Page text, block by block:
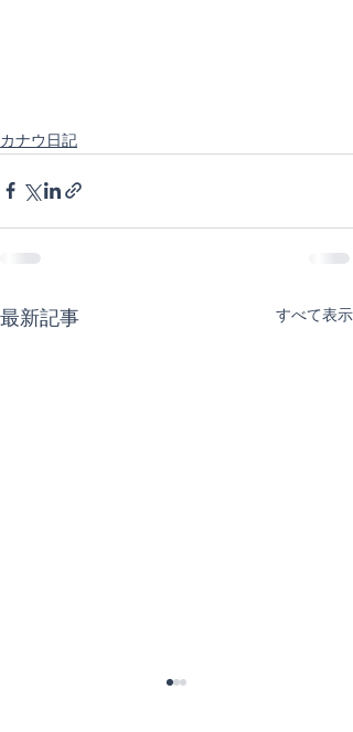
カナウ日記
最新記事 すべて表示